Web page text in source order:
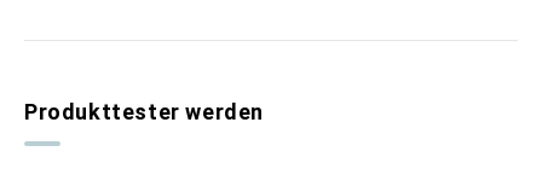
Produkttester werden